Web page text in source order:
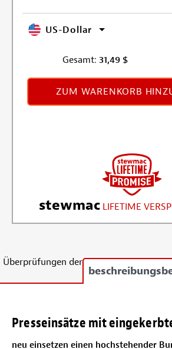
US-Dollar
Gesamt: 31,49 $
ZUM WARENKORB
stewmac LIFETIME
Überprüfungen der
Presseinsätze mit
neu einsetzen einen hochstehender